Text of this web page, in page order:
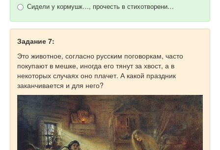
Сидели у кормушк…, прочесть в стихотворени…
Задание 7:
Это животное, согласно русским поговоркам, часто
покупают в мешке, иногда его тянут за хвост, а в
некоторых случаях оно плачет. А какой праздник
заканчивается и для него?